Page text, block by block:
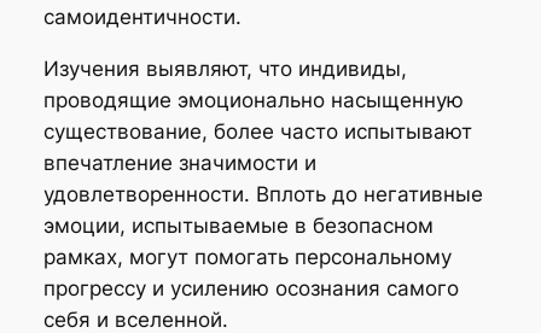
самоидентичности.
Изучения выявляют, что индивиды,
проводящие эмоционально насыщенную
существование, более часто испытывают
впечатление значимости и
удовлетворенности. Вплоть до негативные
эмоции, испытываемые в безопасном
рамках, могут помогать персональному
прогрессу и усилению осознания самого
себя и вселенной.